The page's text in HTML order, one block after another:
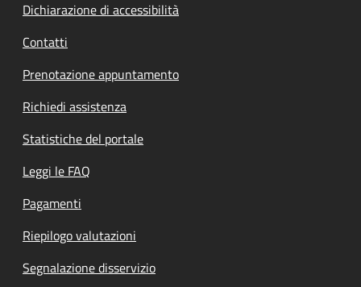
Dichiarazione di accessibilità
Contatti
Prenotazione appuntamento
Richiedi assistenza
Statistiche del portale
Leggi le FAQ
Pagamenti
Riepilogo valutazioni
Segnalazione disservizio